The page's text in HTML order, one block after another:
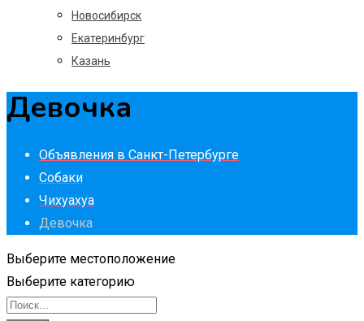
Новосибирск
Екатеринбург
Казань
Девочка
Объявления в Санкт-Петербурге
Собаки
Чихуахуа
Девочка
Выберите местоположение
Выберите категорию